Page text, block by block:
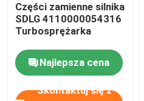
Wycieczka po fabryce
Kontrola jakości
Części zamienne silnika
SDLG 4110000054316
Turbosprężarka
Najlepsza cena
Skontaktuj się z